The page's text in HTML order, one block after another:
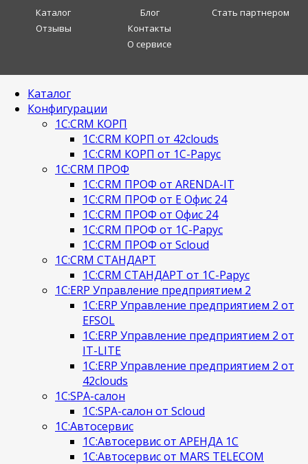
Каталог
Отзывы
Блог
Контакты
О сервисе
Стать партнером
Каталог
Конфигурации
1С:CRM КОРП
1С:CRM КОРП от 42clouds
1С:CRM КОРП от 1С-Рарус
1С:CRM ПРОФ
1С:CRM ПРОФ от ARENDA-IT
1С:CRM ПРОФ от Е Офис 24
1С:CRM ПРОФ от Офис 24
1С:CRM ПРОФ от 1С-Рарус
1С:CRM ПРОФ от Scloud
1С:CRM СТАНДАРТ
1С:CRM СТАНДАРТ от 1С-Рарус
1С:ERP Управление предприятием 2
1С:ERP Управление предприятием 2 от
EFSOL
1С:ERP Управление предприятием 2 от
IT-LITE
1С:ERP Управление предприятием 2 от
42clouds
1С:SPA-салон
1С:SPA-салон от Scloud
1С:Автосервис
1С:Автосервис от АРЕНДА 1С
1С:Автосервис от MARS TELECOM